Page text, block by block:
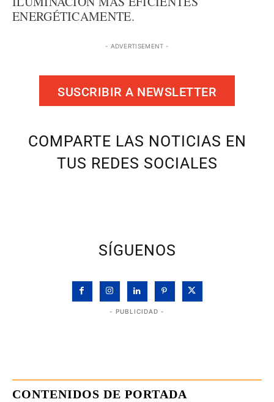
ENERGÉTICAMENTE.
- ADVERTISEMENT -
SUSCRIBIR A NEWSLETTER
COMPARTE LAS NOTICIAS EN
TUS REDES SOCIALES
SÍGUENOS
- PUBLICIDAD -
CONTENIDOS DE PORTADA